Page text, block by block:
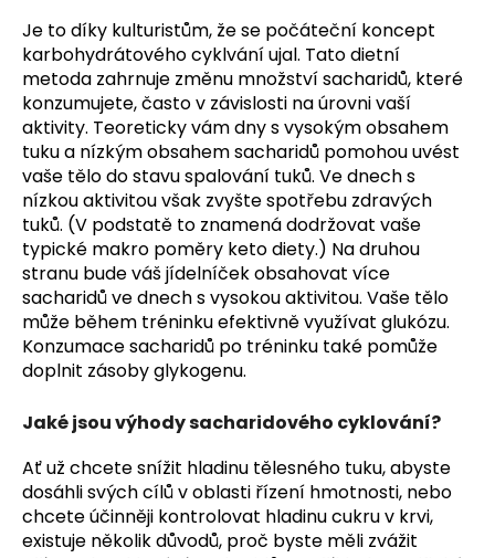
Je to díky kulturistům, že se počáteční koncept
karbohydrátového cyklvání ujal. Tato dietní
metoda zahrnuje změnu množství sacharidů, které
konzumujete, často v závislosti na úrovni vaší
aktivity. Teoreticky vám dny s vysokým obsahem
tuku a nízkým obsahem sacharidů pomohou uvést
vaše tělo do stavu spalování tuků. Ve dnech s
nízkou aktivitou však zvyšte spotřebu zdravých
tuků. (V podstatě to znamená dodržovat vaše
typické makro poměry keto diety.) Na druhou
stranu bude váš jídelníček obsahovat více
sacharidů ve dnech s vysokou aktivitou. Vaše tělo
může během tréninku efektivně využívat glukózu.
Konzumace sacharidů po tréninku také pomůže
doplnit zásoby glykogenu.
Jaké jsou výhody sacharidového cyklování?
Ať už chcete snížit hladinu tělesného tuku, abyste
dosáhli svých cílů v oblasti řízení hmotnosti, nebo
chcete účinněji kontrolovat hladinu cukru v krvi,
existuje několik důvodů, proč byste měli zvážit